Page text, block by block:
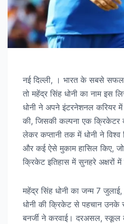
नई दिल्ली, । भारत के सबसे सफल
तो महेंद्र सिंह धोनी का नाम इस
धोनी ने अपने इंटरनेशनल करियर में
की, जिसकी कल्पना एक क्रिकेटर
लेकर कप्तानी तक में धोनी ने
और कई ऐसे मुकाम हासिल किए,
क्रिकेट इतिहास में सुनहरे अक्षरों में
महेंद्र सिंह धोनी का जन्म 7
धोनी की क्रिकेट से पहचान
बनर्जी ने करवाई। दरअसल, स्कूल